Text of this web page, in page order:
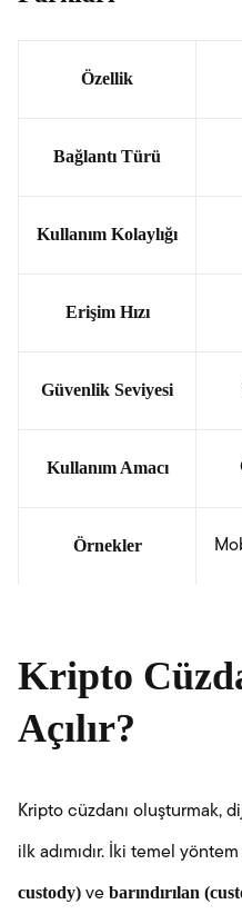
Özellik
Bağlantı Türü
Kullanım Kolaylığı
Erişim Hızı
Güvenlik Seviyesi
Kullanım Amacı
Örnekler
Kripto
Açılır?
Kripto cüzdanı oluşturmak,
ilk adımıdır. İki temel yöntem
custody) ve barındırılan